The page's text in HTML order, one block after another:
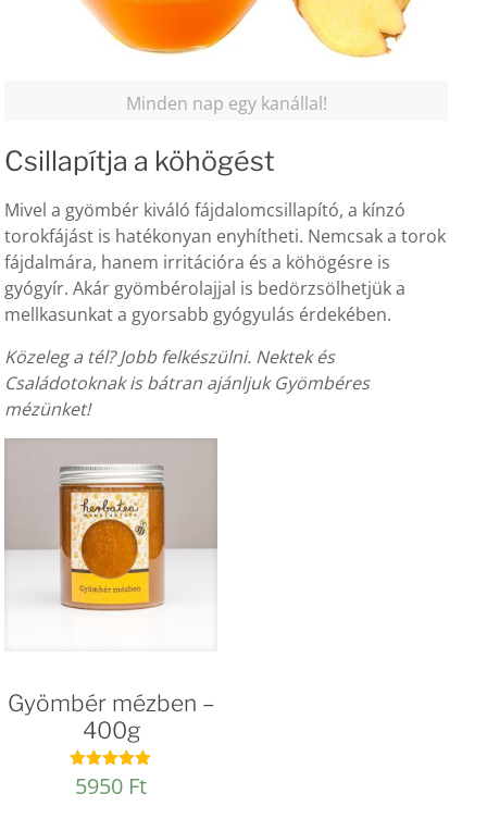
Minden nap egy kanállal!
Csillapítja a köhögést
Mivel a gyömbér kiváló fájdalomcsillapító, a kínzó
torokfájást is hatékonyan enyhítheti. Nemcsak a torok
fájdalmára, hanem irritációra és a köhögésre is
gyógyír. Akár gyömbérolajjal is bedörzsölhetjük a
mellkasunkat a gyorsabb gyógyulás érdekében.
Közeleg a tél? Jobb felkészülni. Nektek és
Családotoknak is bátran ajánljuk Gyömbéres
mézünket!
Gyömbér mézben –
400g
Értékelés:
4.93
5950 Ft